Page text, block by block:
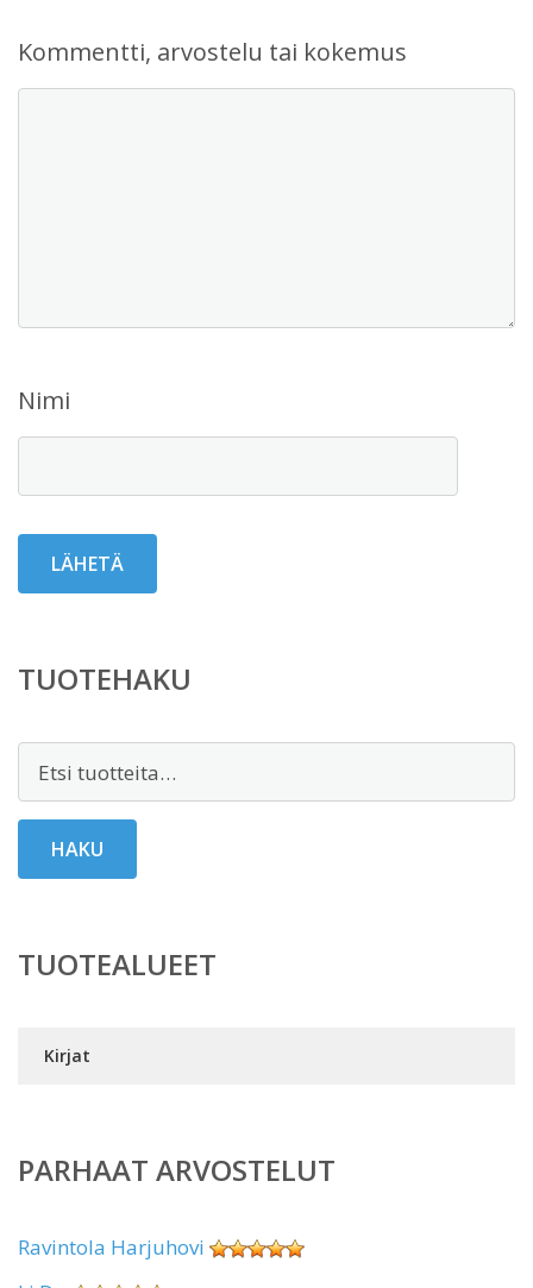
Kommentti, arvostelu tai kokemus
Nimi
TUOTEHAKU
HAKU
TUOTEALUEET
Kirjat
PARHAAT ARVOSTELUT
Ravintola Harjuhovi